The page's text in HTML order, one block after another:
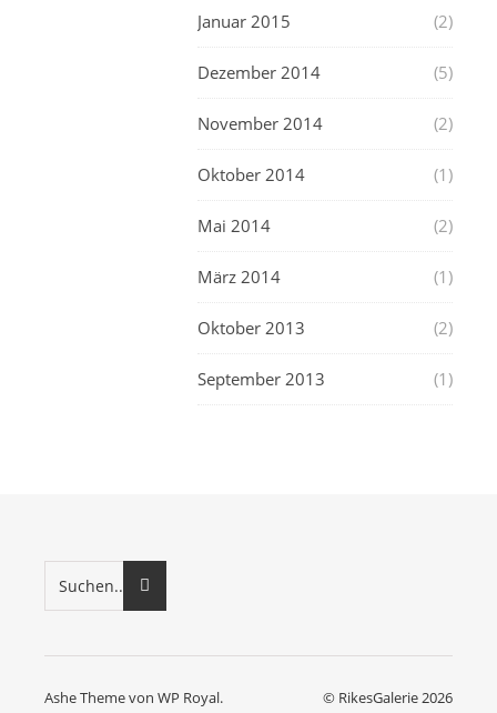
Januar 2015 (2)
Dezember 2014 (5)
November 2014 (2)
Oktober 2014 (1)
Mai 2014 (2)
März 2014 (1)
Oktober 2013 (2)
September 2013 (1)
© RikesGalerie 2026
Ashe Theme von WP Royal.